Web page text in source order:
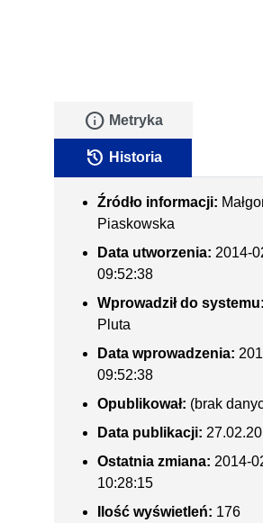
info Metryka
history Historia
Źródło informacji:
Piaskowska
Data utworzenia: 2014-
09:52:38
Wprowadził do systemu:
Pluta
Data wprowadzenia:
09:52:38
Opublikował: (brak
Data publikacji:
Ostatnia zmiana: 2014-
10:28:15
Ilość wyświetleń: 176